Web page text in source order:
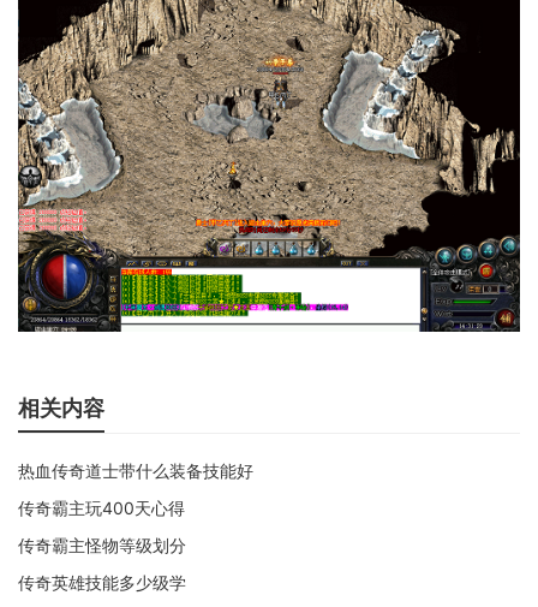
相关内容
热血传奇道士带什么装备技能好
传奇霸主玩400天心得
传奇霸主怪物等级划分
传奇英雄技能多少级学